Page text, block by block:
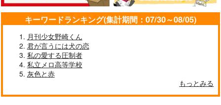
光を食らう
だし巻き卵食べ隊
円（税込）
コロッセオからの招待
状
みなと屋
クラウド×ティファ
キーワードランキング(集計期間：07/30～08/05)
月刊少女野崎くん
君が言うには犬の恋
私の愛する圧制者
私立メロ高等学校
灰色と赤
もっとみる